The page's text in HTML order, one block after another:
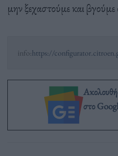
μην ξεχαστούμε και
info:https://
στο